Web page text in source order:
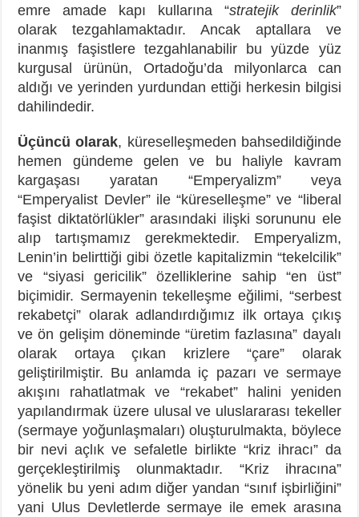
emre amade kapı kullarına “stratejik derinlik”
olarak tezgahlamaktadır. Ancak aptallara ve
inanmış faşistlere tezgahlanabilir bu yüzde yüz
kurgusal ürünün, Ortadoğu’da milyonlarca can
aldığı ve yerinden yurdundan ettiği herkesin bilgisi
dahilindedir.
Üçüncü olarak, küreselleşmeden bahsedildiğinde
hemen gündeme gelen ve bu haliyle kavram
kargaşası yaratan “Emperyalizm” veya
“Emperyalist Devler” ile “küreselleşme” ve “liberal
faşist diktatörlükler” arasındaki ilişki sorununu ele
alıp tartışmamız gerekmektedir. Emperyalizm,
Lenin’in belirttiği gibi özetle kapitalizmin “tekelcilik”
ve “siyasi gericilik” özelliklerine sahip “en üst”
biçimidir. Sermayenin tekelleşme eğilimi, “serbest
rekabetçi” olarak adlandırdığımız ilk ortaya çıkış
ve ön gelişim döneminde “üretim fazlasına” dayalı
olarak ortaya çıkan krizlere “çare” olarak
geliştirilmiştir. Bu anlamda iç pazarı ve sermaye
akışını rahatlatmak ve “rekabet” halini yeniden
yapılandırmak üzere ulusal ve uluslararası tekeller
(sermaye yoğunlaşmaları) oluşturulmakta, böylece
bir nevi açlık ve sefaletle birlikte “kriz ihracı” da
gerçekleştirilmiş olunmaktadır. “Kriz ihracına”
yönelik bu yeni adım diğer yandan “sınıf işbirliğini”
yani Ulus Devletlerde sermaye ile emek arasına